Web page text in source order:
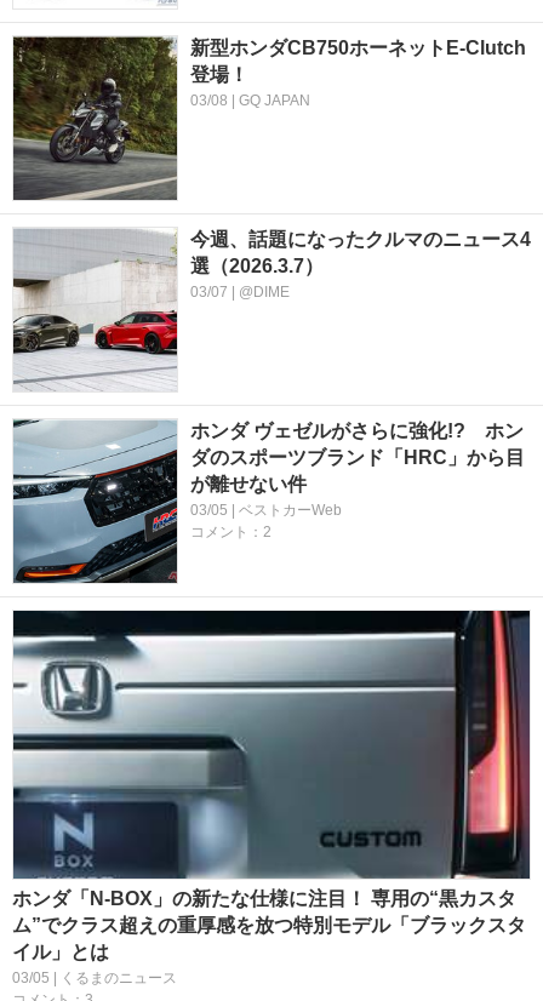
新型ホンダCB750ホーネットE-Clutch
登場！
03/08 | GQ JAPAN
今週、話題になったクルマのニュース4
選（2026.3.7）
03/07 | @DIME
ホンダ ヴェゼルがさらに強化!? ホン
ダのスポーツブランド「HRC」から目
が離せない件
03/05 | ベストカーWeb
コメント：2
ホンダ「N-BOX」の新たな仕様に注目！ 専用の“黒カスタ
ム”でクラス超えの重厚感を放つ特別モデル「ブラックスタ
イル」とは
03/05 | くるまのニュース